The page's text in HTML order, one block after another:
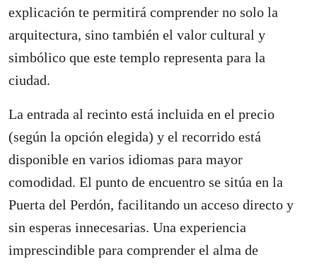
explicación te permitirá comprender no solo la
arquitectura, sino también el valor cultural y
simbólico que este templo representa para la
ciudad.
La entrada al recinto está incluida en el precio
(según la opción elegida) y el recorrido está
disponible en varios idiomas para mayor
comodidad. El punto de encuentro se sitúa en la
Puerta del Perdón, facilitando un acceso directo y
sin esperas innecesarias. Una experiencia
imprescindible para comprender el alma de